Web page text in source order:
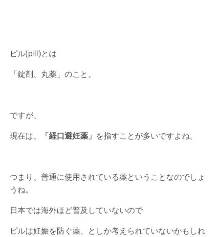
ピル(pill)とは
「錠剤、丸薬」のこと。
ですが、
現在は、
「経口避妊薬」 を指すことが多いですよね。
つまり、普通に使用されている薬ということなのでしょ
うね。
日本では海外ほど普及していないので
ピルは妊娠を防ぐ薬、としか考えられていないかもしれ